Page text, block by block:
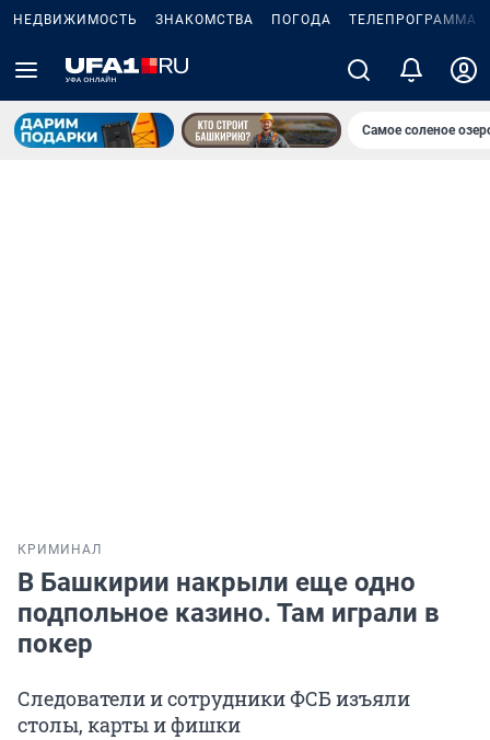
НЕДВИЖИМОСТЬ ЗНАКОМСТВА ПОГОДА ТЕЛЕПРОГРАММА
Самое соленое
КРИМИНАЛ
В Башкирии накрыли еще одно
подпольное казино. Там играли в
покер
Следователи и сотрудники ФСБ изъяли
столы, карты и фишки